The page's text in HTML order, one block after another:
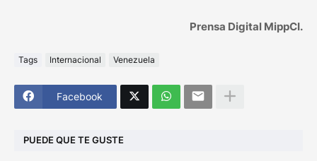
Prensa Digital MippCI.
Tags Internacional Venezuela
Facebook
PUEDE QUE TE GUSTE